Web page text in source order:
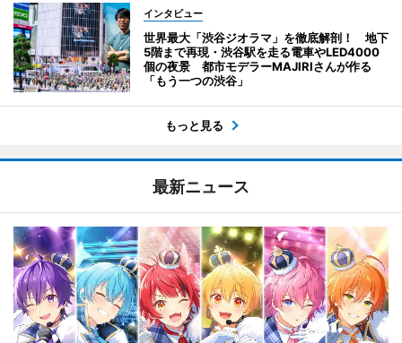
インタビュー
世界最大「渋谷ジオラマ」を徹底解剖！ 地下
5階まで再現・渋谷駅を走る電車やLED4000
個の夜景 都市モデラーMAJIRIさんが作る
「もう一つの渋谷」
もっと見る
最新ニュース